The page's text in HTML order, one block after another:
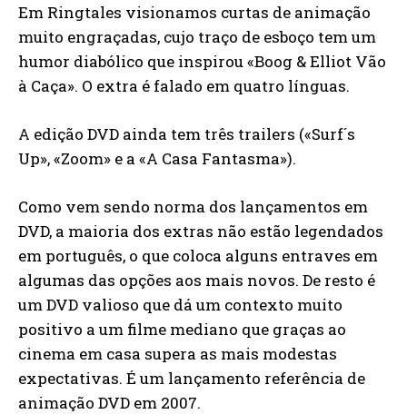
Em Ringtales visionamos curtas de animação
muito engraçadas, cujo traço de esboço tem um
humor diabólico que inspirou «Boog & Elliot Vão
à Caça». O extra é falado em quatro línguas.
A edição DVD ainda tem três trailers («Surf´s
Up», «Zoom» e a «A Casa Fantasma»).
Como vem sendo norma dos lançamentos em
DVD, a maioria dos extras não estão legendados
em português, o que coloca alguns entraves em
algumas das opções aos mais novos. De resto é
um DVD valioso que dá um contexto muito
positivo a um filme mediano que graças ao
cinema em casa supera as mais modestas
expectativas. É um lançamento referência de
animação DVD em 2007.